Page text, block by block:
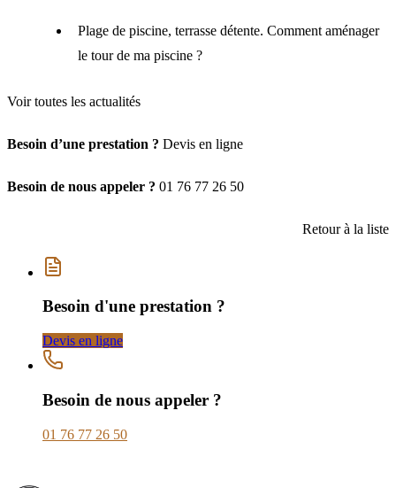
Plage de piscine, terrasse détente. Comment aménager
le tour de ma piscine ?
Voir toutes les actualités
Besoin d’une prestation ? Devis en ligne
Besoin de nous appeler ? 01 76 77 26 50
Retour à la liste
Besoin d'une prestation ?
Devis en ligne
Besoin de nous appeler ?
01 76 77 26 50